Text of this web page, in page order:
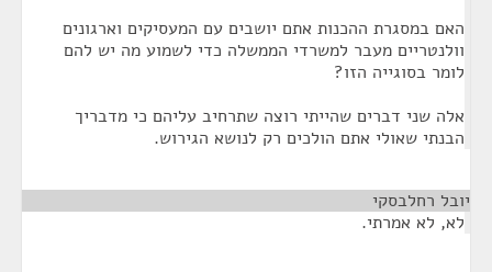
האם במסגרת ההכנות אתם יושבים עם המעסיקים וארגונים
וולנטריים מעבר למשרדי הממשלה כדי לשמוע מה יש להם
לומר בסוגייה הזו?
אלה שני דברים שהייתי רוצה שתרחיב עליהם כי מדבריך
הבנתי שאולי אתם הולכים רק לנושא הגירוש.
יובל רחלבסקי
לא, לא אמרתי.